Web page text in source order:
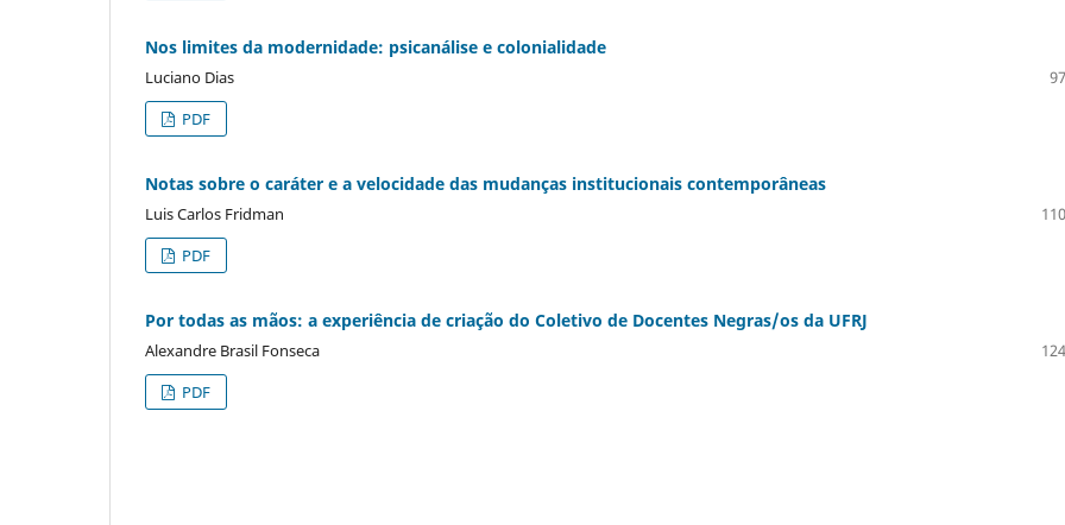
Nos limites da modernidade: psicanálise e colonialidade
Luciano Dias
PDF
Notas sobre o caráter e a velocidade das mudanças institucionais contemporâneas
Luis Carlos Fridman
PDF
Por todas as mãos: a experiência de criação do Coletivo de Docentes Negras/os da UFRJ
Alexandre Brasil Fonseca
PDF